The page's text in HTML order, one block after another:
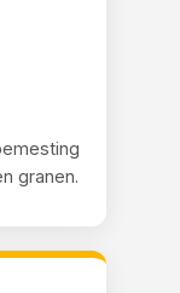
granen.